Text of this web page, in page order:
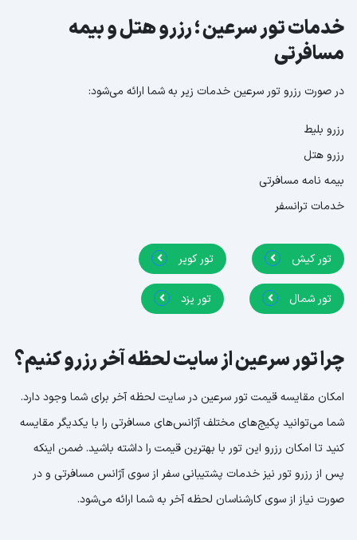
خدمات تور سرعین ؛ رزرو هتل و بیمه
مسافرتی
در صورت رزرو تور سرعین خدمات زیر به شما ارائه می‌شود:
رزرو بلیط
رزرو هتل
بیمه نامه مسافرتی
خدمات ترانسفر
تور کیش تور کویر
تور شمال تور یزد
چرا تور سرعین از سایت لحظه آخر رزرو کنیم؟
امکان مقایسه قیمت تور سرعین در سایت لحظه آخر برای شما وجود دارد.
شما می‌توانید پکیج‌های مختلف آژانس‌های مسافرتی را با یکدیگر مقایسه
کنید تا امکان رزرو این تور با بهترین قیمت را داشته باشید. ضمن اینکه
پس از رزرو تور نیز خدمات پشتیبانی سفر از سوی آژانس مسافرتی و در
صورت نیاز از سوی کارشناسان لحظه آخر به شما ارائه می‌شود.